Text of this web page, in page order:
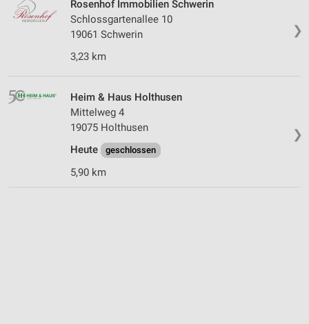
❯
Rosenhof Immobilien Schwerin
Schlossgartenallee 10
19061 Schwerin
3,23 km
❯
Heim & Haus Holthusen
Mittelweg 4
19075 Holthusen
Heute
geschlossen
5,90 km